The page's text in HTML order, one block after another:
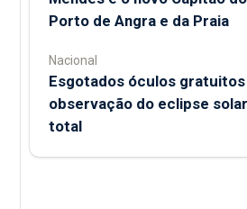
Porto de Angra e da Praia
Nacional
Esgotados óculos gratuitos
observação do eclipse solar
total